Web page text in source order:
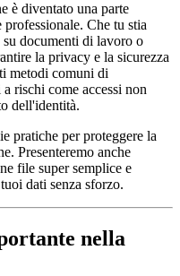
è diventato una parte
professionale. Che tu stia
documenti di lavoro o
la privacy e la sicurezza
metodi comuni di
rischi come accessi non
dell'identità.
pratiche per proteggere la
Presenteremo anche
file super semplice e
dati senza sforzo.
nella